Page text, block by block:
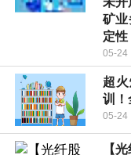
矿业
定性
05-24
超
训！
05-24
【